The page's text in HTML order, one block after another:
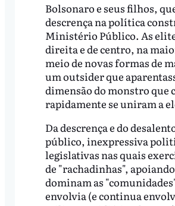
Bolsonaro e seus filhos,
descrença na política
Ministério Público. As
direita e de centro, na
meio de novas formas de
um outsider que
dimensão do monstro que
rapidamente se uniram a
Da descrença e do
público, inexpressiva
legislativas nas quais
de "rachadinhas",
dominam as
envolvia (e continua